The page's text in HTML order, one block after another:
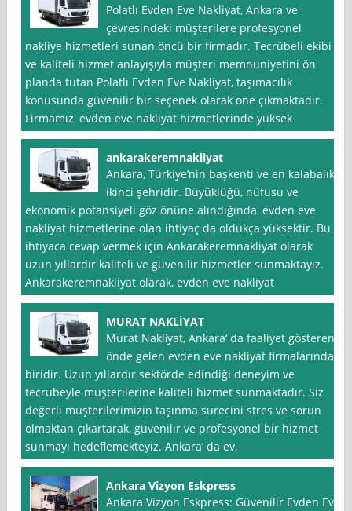
Polatlı Evden Eve Nakliyat, Ankara ve
çevresindeki müşterilere profesyonel
nakliye hizmetleri sunan öncü bir firmadır. Tecrübeli ekibi
ve kaliteli hizmet anlayışıyla müşteri memnuniyetini ön
planda tutan Polatlı Evden Eve Nakliyat, taşımacılık
konusunda güvenilir bir seçenek olarak öne çıkmaktadır.
Firmamız, evden eve nakliyat hizmetlerinde yüksek
ankarakeremnakliyat
Ankara, Türkiye’nin başkenti ve en kalabalık
ikinci şehridir. Büyüklüğü, nüfusu ve
ekonomik potansiyeli göz önüne alındığında, evden eve
nakliyat hizmetlerine olan ihtiyaç da oldukça yüksektir. Bu
ihtiyaca cevap vermek için Ankarakeremnakliyat olarak
uzun yıllardır kaliteli ve güvenilir hizmetler sunmaktayız.
Ankarakeremnakliyat olarak, evden eve nakliyat
MURAT NAKLİYAT
Murat Nakli̇yat, Ankara‘ da faaliyet gösteren
önde gelen evden eve nakliyat firmalarından
biridir. Uzun yıllardır sektörde edindiği deneyim ve
tecrübeyle müşterilerine kaliteli hizmet sunmaktadır. Siz
değerli müşterilerimizin taşınma sürecini stres ve sorun
olmaktan çıkartarak, güvenilir ve profesyonel bir hizmet
sunmayı hedeflemekteyiz. Ankara’ da ev,
Ankara Vizyon Eskpress
Ankara Vizyon Eskpress: Güvenilir Evden Eve